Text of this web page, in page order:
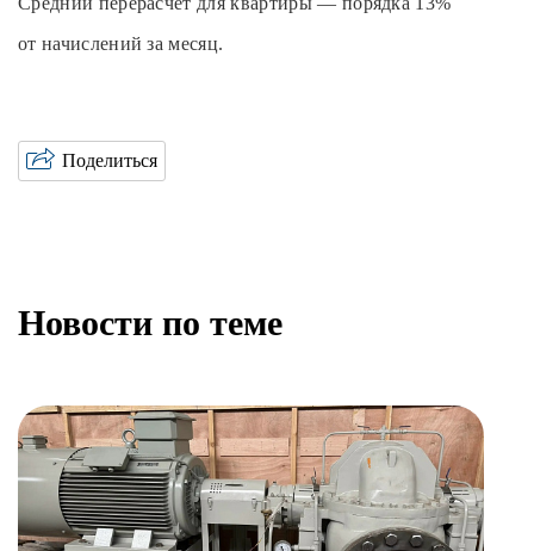
от начислений за месяц.
Поделиться
Новости по теме